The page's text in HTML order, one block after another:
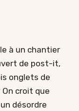
à un chantier
de post-it,
onglets de
croit que
désordre